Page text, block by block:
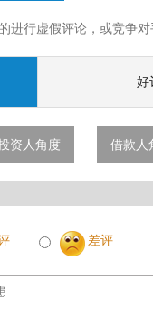
进行虚假评论，或竞争
好
资人角度 借款人
差评